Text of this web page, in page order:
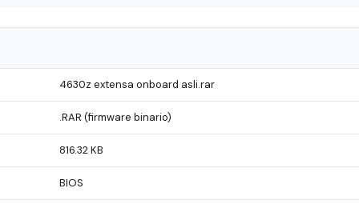
4630z extensa onboard asli.rar
.RAR (firmware binario)
816.32 KB
BIOS